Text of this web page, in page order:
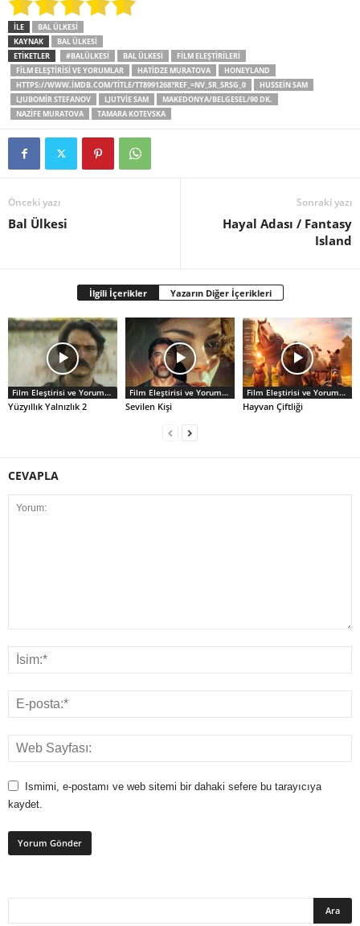
İLE
BAL ÜLKESI
KAYNAK
BAL ÜLKESI
ETİKETLER
#BALÜLKESI BAL ÜLKESI
FILM ELEŞTIRILERI
FILM ELEŞTIRISI VE YORUMLAR
HATIDZE MURATOVA
HONEYLAND
HTTPS://WWW.IMDB.COM/TITLE/TT8991268?REF_=NV_SR_SRSG_0
HUSSEIN SAM
LJUBOMIR STEFANOV
LJUTVIE SAM
MAKEDONYA/BELGESEL/90 DK.
NAZIFE MURATOVA
TAMARA KOTEVSKA
Önceki yazı
Bal Ülkesi
Sonraki yazı
Hayal Adası / Fantasy
Island
İlgili İçerikler Yazarın Diğer İçerikleri
Film Eleştirisi ve Yorumlar
Yüzyıllık Yalnızlık 2
Film Eleştirisi ve Yorumlar
Sevilen Kişi
Film Eleştirisi ve Yorumlar
Hayvan Çiftliği
CEVAPLA
Ismimi, e-postamı ve web sitemi bir dahaki sefere bu tarayıcıya
kaydet.